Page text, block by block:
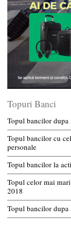
Topuri Banci
Topul bancilor dupa
Topul bancilor cu
personale
Topul bancilor la
Topul celor mai
2018
Topul bancilor dupa